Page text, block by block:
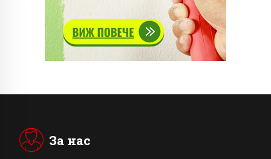
За нас